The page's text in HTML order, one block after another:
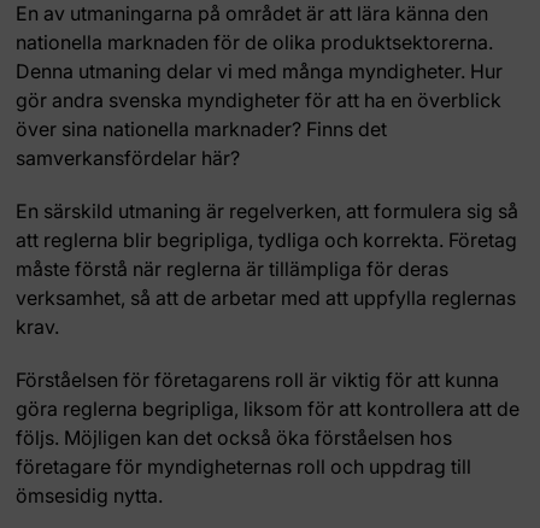
En av utmaningarna på området är att lära känna den
nationella marknaden för de olika produktsektorerna.
Denna utmaning delar vi med många myndigheter. Hur
gör andra svenska myndigheter för att ha en överblick
över sina nationella marknader? Finns det
samverkansfördelar här?
En särskild utmaning är regelverken, att formulera sig så
att reglerna blir begripliga, tydliga och korrekta. Företag
måste förstå när reglerna är tillämpliga för deras
verksamhet, så att de arbetar med att uppfylla reglernas
krav.
Förståelsen för företagarens roll är viktig för att kunna
göra reglerna begripliga, liksom för att kontrollera att de
följs. Möjligen kan det också öka förståelsen hos
företagare för myndigheternas roll och uppdrag till
ömsesidig nytta.